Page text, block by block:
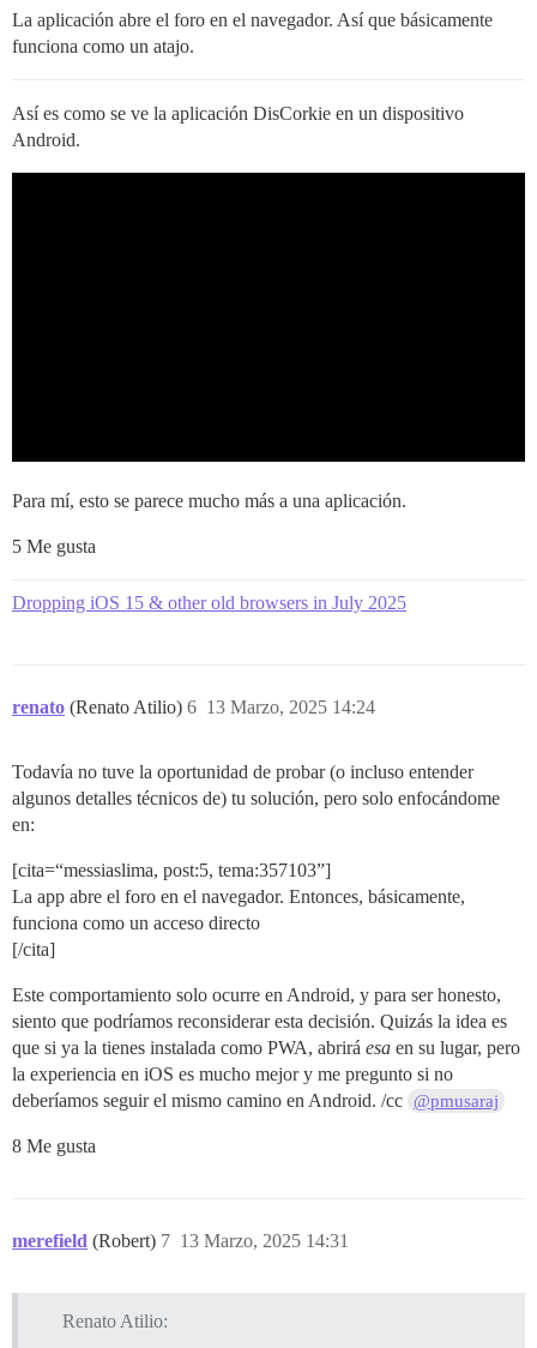
La aplicación abre el foro en el navegador. Así que básicamente
funciona como un atajo.
Así es como se ve la aplicación DisCorkie en un dispositivo
Android.
Para mí, esto se parece mucho más a una aplicación.
5 Me gusta
Dropping iOS 15 & other old browsers in July 2025
renato (Renato Atilio) 13 Marzo, 2025 14:24
6
Todavía no tuve la oportunidad de probar (o incluso entender
algunos detalles técnicos de) tu solución, pero solo enfocándome
en:
[cita=“messiaslima, post:5, tema:357103”]
La app abre el foro en el navegador. Entonces, básicamente,
funciona como un acceso directo
[/cita]
Este comportamiento solo ocurre en Android, y para ser honesto,
siento que podríamos reconsiderar esta decisión. Quizás la idea es
que si ya la tienes instalada como PWA, abrirá esa en su lugar, pero
la experiencia en iOS es mucho mejor y me pregunto si no
deberíamos seguir el mismo camino en Android. /cc @pmusaraj
8 Me gusta
merefield (Robert) 13 Marzo, 2025 14:31
7
Renato Atilio: